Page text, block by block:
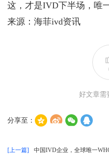
这，才是IVD下半场，唯
来源：海菲ivd资讯
好文章需
分享至：
[上一篇] 中国IVD企业，全球唯一